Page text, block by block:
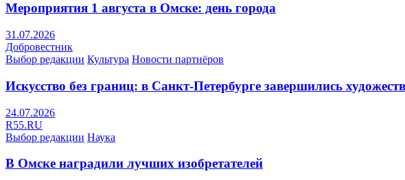
Мероприятия 1 августа в Омске: день города
31.07.2026
Добровестник
Выбор редакции Культура Новости партнёров
Искусство без границ: в Санкт-Петербурге завершились
24.07.2026
R55.RU
Выбор редакции Наука
В Омске наградили лучших изобретателей